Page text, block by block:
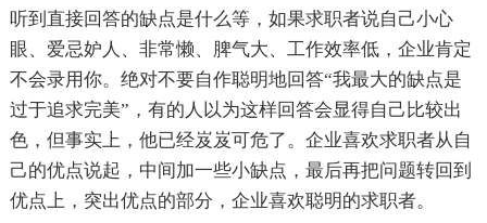
听到直接回答的缺点是什么等，如果求职者说自己小心
眼、爱忌妒人、非常懒、脾气大、工作效率低，企业肯定
不会录用你。绝对不要自作聪明地回答“我最大的缺点是
过于追求完美”，有的人以为这样回答会显得自己比较出
色，但事实上，他已经岌岌可危了。企业喜欢求职者从自
己的优点说起，中间加一些小缺点，最后再把问题转回到
优点上，突出优点的部分，企业喜欢聪明的求职者。